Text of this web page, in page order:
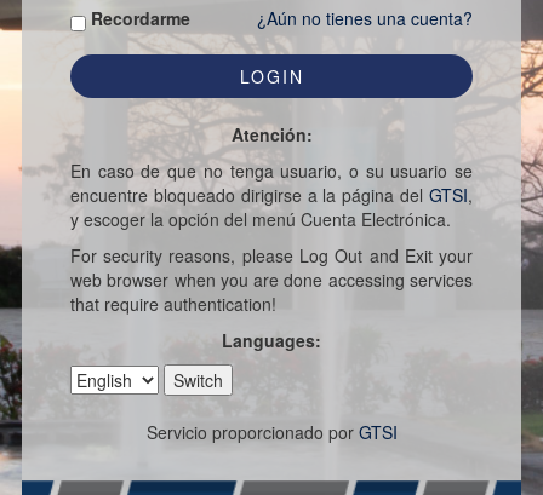
Recordarme ¿Aún no tienes una cuenta?
Atención:
En caso de que no tenga usuario, o su usuario se
encuentre bloqueado dirigirse a la página delGTSI,
y escoger la opción del menú Cuenta Electrónica.
For security reasons, please Log Out and Exit your
web browser when you are done accessing services
that require authentication!
Languages:
Servicio proporcionado por GTSI